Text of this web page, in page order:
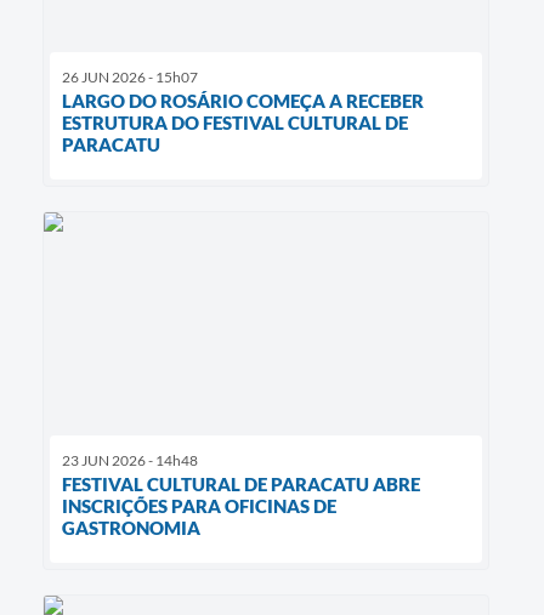
26 JUN 2026 - 15h07
LARGO DO ROSÁRIO COMEÇA A RECEBER
ESTRUTURA DO FESTIVAL CULTURAL DE
PARACATU
23 JUN 2026 - 14h48
FESTIVAL CULTURAL DE PARACATU ABRE
INSCRIÇÕES PARA OFICINAS DE
GASTRONOMIA